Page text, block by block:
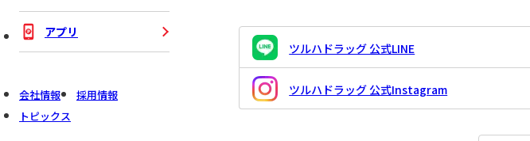
アプリ
会社情報
採用情報
トピックス
ツルハドラッグ 公式LINE
ツルハドラッグ 公式Instagram